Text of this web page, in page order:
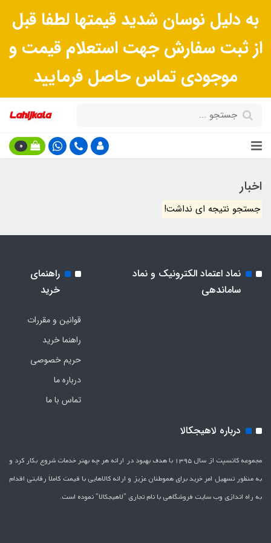
به دلیل نوسان شدید قیمتها لطفا قبل
از ثبت سفارش جهت استعلام قیمت و
موجودی تماس حاصل فرمایید
0
اخبار
جستجو نتیجه ای نداشت!
نماد اعتماد الکترونیک و نماد
ساماندهی
راهنمای
خرید
قوانین و مقررات
راهنما خرید
حریم خصوصی
درباره ما
تماس با ما
درباره لاهیجکالا
مجموعه کانسپت از سال 1395 با هدف بهبود در ارائه هر چه بهتر خدمات شروع بکار کرد و
به منظور تسهیل امر خرید برای هموطنان عزیز و ارائه کالاهایی با قیمت کاملاَ رقابتی اقدام
به راه اندازی وب سایت فروشگاهی با نام تجاری "لاهیج­کالا" نموده است.